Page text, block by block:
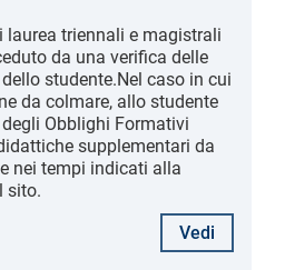
laurea triennali e magistrali
da una verifica delle
studente.Nel caso in cui
da colmare, allo studente
Obblighi Formativi
supplementari da
nei tempi indicati alla
sito.
Vedi